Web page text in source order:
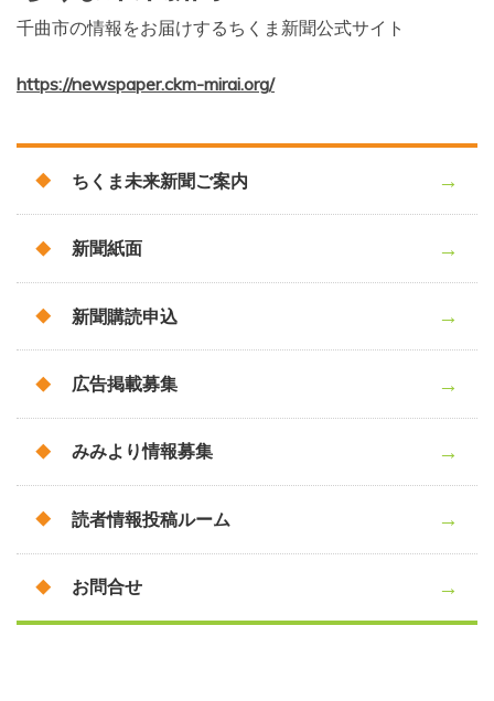
千曲市の情報をお届けするちくま新聞公式サイト
https://newspaper.ckm-mirai.org/
ちくま未来新聞ご案内
新聞紙面
新聞購読申込
広告掲載募集
みみより情報募集
読者情報投稿ルーム
お問合せ